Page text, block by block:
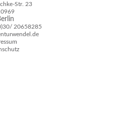
Str. 23
20658285